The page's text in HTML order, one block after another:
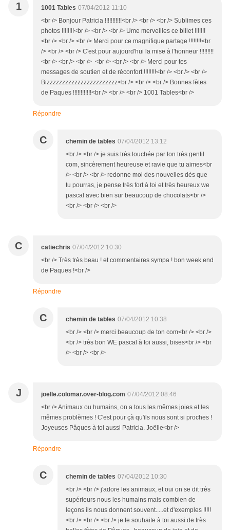
1 1001 Tables 07/04/2012 11:10
<br /> Bonjour Patricia !!!!!!!!!!!<br /> <br /> <br /> Sublimes ces
photos !!!!!!!!<br /> <br /> <br /> Ume merveilles ce billet !!!!!!!
<br /> <br /> <br /> Merci pour ce magnifique partage !!!!!!!!<br
/> <br /> <br /> C'est pour aujourd'hui la mise à l'honneur !!!!!!!!!
<br /> <br /> <br /> <br /> <br /> <br /> Merci pour tes
messages de soutien et de réconfort !!!!!!!!<br /> <br /> <br />
Bizzzzzzzzzzzzzzzzzzzzzzz<br /> <br /> <br /> Bonnes fètes
de Paques !!!!!!!!!!!!<br /> <br /> <br /> 1001 Tables<br />
Répondre
C chemin de tables 07/04/2012 13:12
<br /> <br /> je suis très touchée par ton très gentil
com, sincèrement heureuse et ravie que tu aimes<br
/> <br /> <br /> redonne moi des nouvelles dès que
tu pourras, je pense très fort à toi et très heureux we
pascal avec bien sur beaucoup de chocolats<br />
<br /> <br /> <br />
C catiechris 07/04/2012 10:30
<br /> Très très beau ! et commentaires sympa ! bon week end
de Paques !<br />
Répondre
C chemin de tables 07/04/2012 10:38
<br /> <br /> merci beaucoup de ton com<br /> <br />
<br /> très bon WE pascal à toi aussi, bises<br /> <br
/> <br /> <br />
J joelle.colomar.over-blog.com 07/04/2012 08:46
<br /> Animaux ou humains, on a tous les mêmes joies et les
mêmes problèmes ! C'est pour çà qu'ils nous sont si proches !
Joyeuses Pâques à toi aussi Patricia. Joëlle<br />
Répondre
C chemin de tables 07/04/2012 10:30
<br /> <br /> j'adore les animaux, et oui on se dit très
supérieurs nous les humains mais combien de
leçons ils nous donnent souvent.....et d'exemples !!!!!
<br /> <br /> <br /> je te souhaite à toi aussi de très